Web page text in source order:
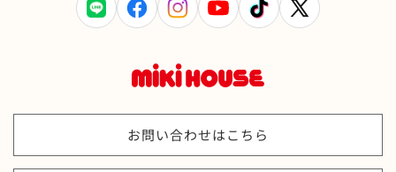
LINE FacebookInstagramYouTube TikTok
X
(Twitter)
お問い合わせはこちら